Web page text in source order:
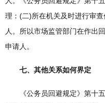
理：(二)所在机关及时进行审
人。所以市场监管部门在作出
申请人。
七、其他关系如何界定
《公务员回避规定》第十五